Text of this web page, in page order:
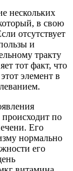
нескольких
в свою
отсутствует
и
тракту
тот факт, что
элемент в
происходит по
Его
нормально
его